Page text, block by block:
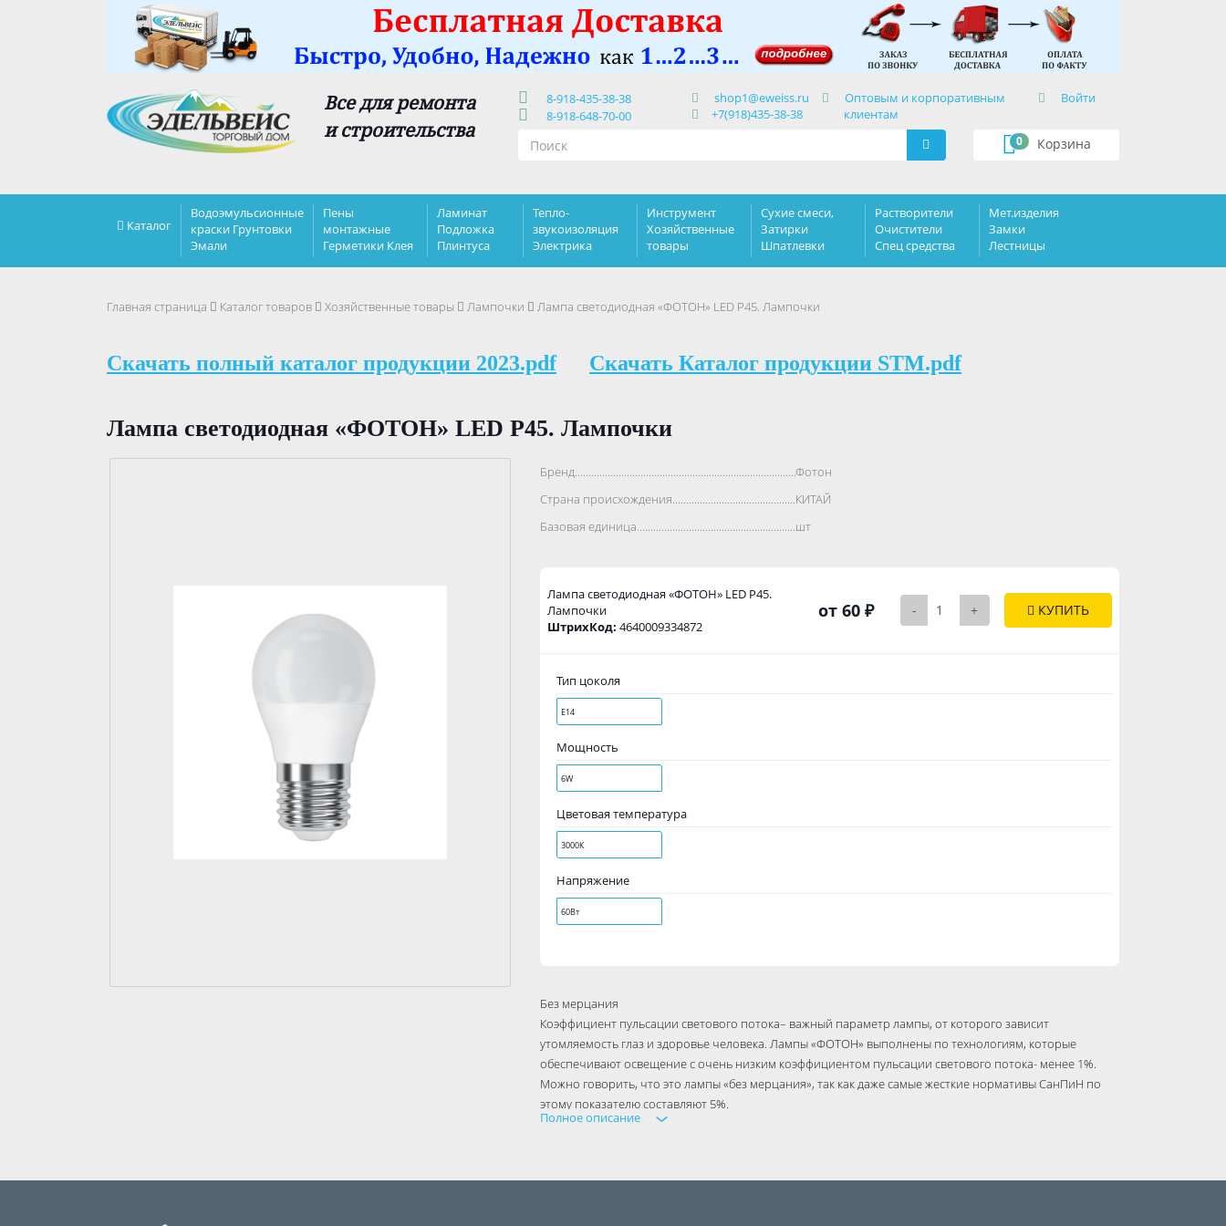
Все для ремонта
и строительства
8-918-435-38-38
8-918-648-70-00
shop1@eweiss.ru
+7(918)435-38-38
Оптовым и корпоративным
клиентам
Войти
Корзина
0
Каталог
Водоэмульсионные
краски Грунтовки
Эмали
Пены
монтажные
Герметики Клея
Ламинат
Подложка
Плинтуса
Тепло-
звукоизоляция
Электрика
Инструмент
Хозяйственные
товары
Сухие смеси,
Затирки
Шпатлевки
Растворители
Очистители
Спец средства
Мет.изделия
Замки
Лестницы
Главная страница Каталог товаров Хозяйственные товары Лампочки Лампа светодиодная «ФОТОН» LED P45. Лампочки
Скачать полный каталог продукции 2023.pdf Скачать Каталог продукции STM.pdf
Лампа светодиодная «ФОТОН» LED P45. Лампочки
Бренд..................................................................................Фотон
Страна происхождения..................................................................................
КИТАЙ
Базовая единица..................................................................................
шт
Лампа светодиодная «ФОТОН» LED P45.
Лампочки
ШтрихКод: 4640009334872
от 60 ₽ - + КУПИТЬ
Тип цоколя
Е14
Мощность
6W
Цветовая температура
3000К
Напряжение
60Вт
Без мерцания
Коэффициент пульсации светового потока– важный параметр лампы, от которого зависит
утомляемость глаз и здоровье человека. Лампы «ФОТОН» выполнены по технологиям, которые
обеспечивают освещение с очень низким коэффициентом пульсации светового потока- менее 1%.
Можно говорить, что это лампы «без мерцания», так как даже самые жесткие нормативы СанПиН по
этому показателю составляют 5%.
Мгновенное включение
Минимальный нагрев
Полное описание